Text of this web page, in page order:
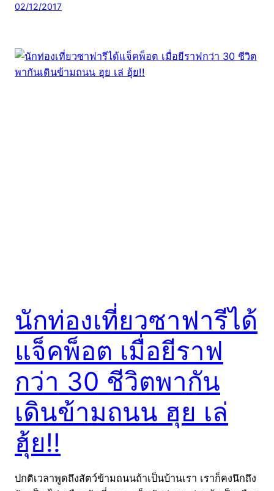
02/12/2017
นักท่องเที่ยวซาฟารีได้
แจ็คพ็อต เมื่อยีราฟ
กว่า 30 ชีวิตพากัน
เดินข้ามถนน ฮุย เล่
ฮุ้ย!!
ปกติเวลาพูดถึงสัตว์ข้ามถนนถ้าเป็นบ้านเรา เราก็คงนึกถึง